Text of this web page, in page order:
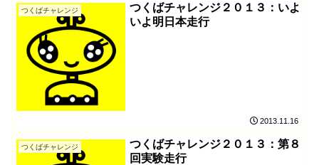
つくばチャレンジ
つくばチャレンジ２０１３：いよ
いよ明日本走行
2013.11.16
つくばチャレンジ
つくばチャレンジ２０１３：第８
回実験走行